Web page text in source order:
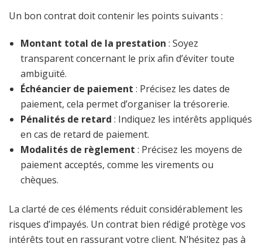
Un bon contrat doit contenir les points suivants :
Montant total de la prestation : Soyez
transparent concernant le prix afin d’éviter toute
ambiguïté.
Échéancier de paiement : Précisez les dates de
paiement, cela permet d’organiser la trésorerie.
Pénalités de retard : Indiquez les intérêts appliqués
en cas de retard de paiement.
Modalités de règlement : Précisez les moyens de
paiement acceptés, comme les virements ou
chèques.
La clarté de ces éléments réduit considérablement les
risques d’impayés. Un contrat bien rédigé protège vos
intérêts tout en rassurant votre client. N’hésitez pas à